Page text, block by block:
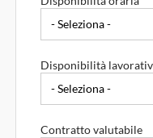
Disponibilità
Contratto valutabile